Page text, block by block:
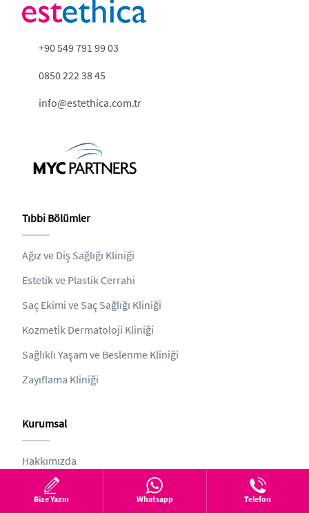
+90 549 791 99 03
0850 222 38 45
info@estethica.com.tr
Tıbbi Bölümler
Ağız ve Diş Sağlığı Kliniği
Estetik ve Plastik Cerrahi
Saç Ekimi ve Saç Sağlığı Kliniği
Kozmetik Dermatoloji Kliniği
Sağlıklı Yaşam ve Beslenme Kliniği
Zayıflama Kliniği
Kurumsal
Hakkımızda
estethica
Bize Yazın Whatsapp Telefon